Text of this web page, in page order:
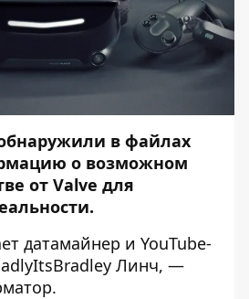
в файлах
о возможном
от Valve для
датамайнер и YouTube-
Линч, —
.